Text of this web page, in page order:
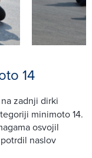
14
zadnji dirki
minimoto 14.
osvojil
naslov